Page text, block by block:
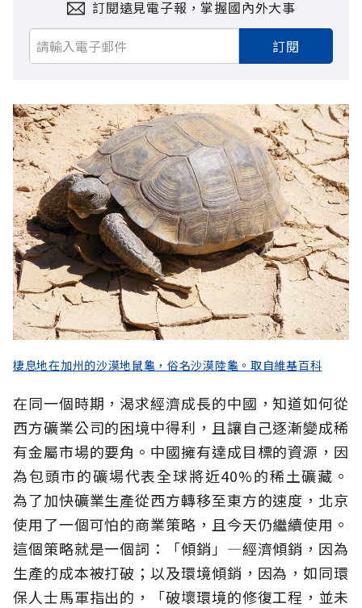
訂閱遠見電子報，掌握國內外大事
訂閱
棲息地在加州的沙漠地鼠龜，俗名沙漠陸龜。取自維基百科
在同一個時期，渴求經濟成長的中國，知道如何從
西方礦業公司的困境中得利，且讓自己逐漸變成稀
有金屬市場的要角。中國擁有達成目標的資源，因
為包頭市的礦場代表全球將近40%的稀土礦藏。
為了加快礦業生產從西方轉移至東方的速度，北京
使用了一個可怕的商業策略，且今天仍繼續使用。
這個策略就是一個詞：「傾銷」—經濟傾銷，因為
生產的成本被打破；以及環境傾銷，因為，如同環
保人士馬軍指出的，「破壞環境的修復工程，並未